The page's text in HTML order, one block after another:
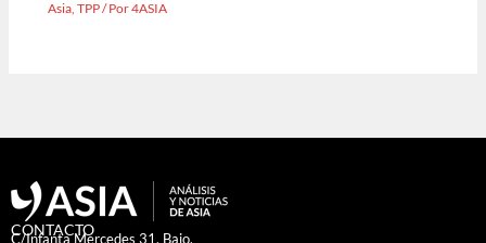
Asia,TPP/ Por4ASIA
CONTACTO
C/Infanta Mercedes 31, Bajo.